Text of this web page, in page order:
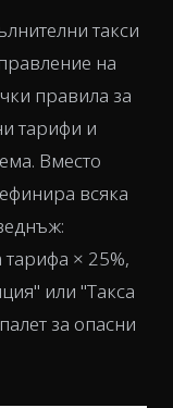
такси
на
правила за
тарифи и
Вместо
всяка
× 25%,
или "Такса
за опасни